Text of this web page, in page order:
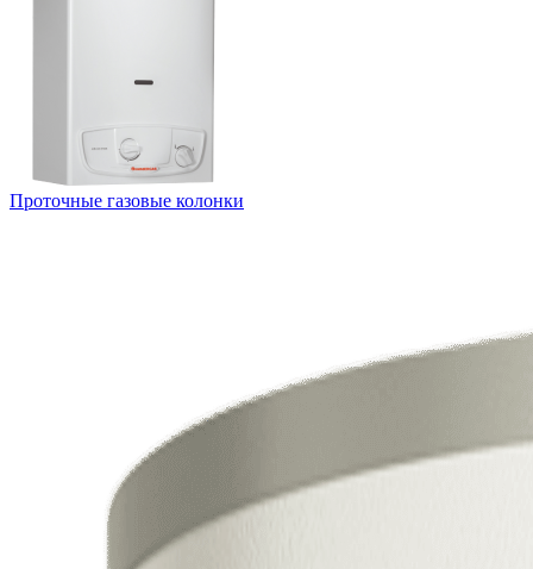
Проточные газовые колонки